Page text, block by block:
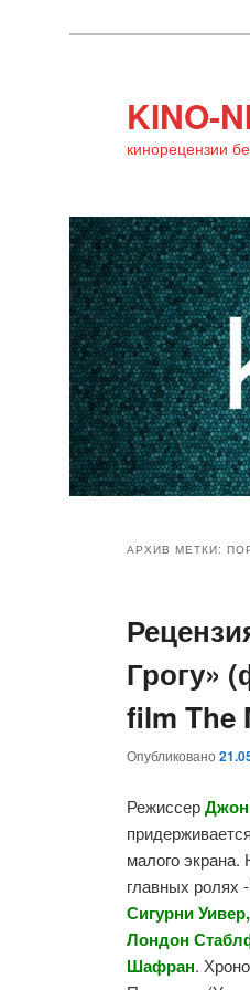
KINO-
кинорецензии
основному
АРХИВ МЕТКИ:
Грогу»
film The
Опубликовано
Режиссер
малого
главных ролях -
Сигурни
Лондон
Шафран.